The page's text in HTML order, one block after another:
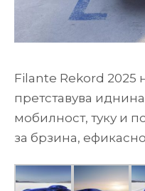
Filante Rekord 2025
претставува
мобилност, туку и
за брзина,